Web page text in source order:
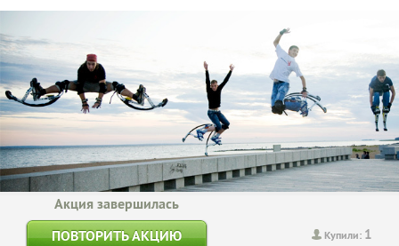
Купили: 1
Акция завершилась
ПОВТОРИТЬ АКЦИЮ